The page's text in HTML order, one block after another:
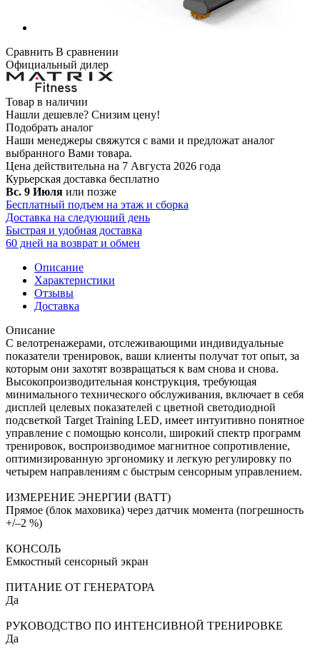
Сравнить В сравнении
Официальный дилер
Товар в наличии
Нашли дешевле? Снизим цену!
Подобрать аналог
Наши менеджеры свяжутся с вами и предложат аналог
выбранного Вами товара.
Цена действительна на 7 Августа 2026 года
Курьерская доставка бесплатно
Вс. 9 Июля или позже
Бесплатный подъем на этаж и сборка
Доставка на следующий день
Быстрая и удобная доставка
60 дней на возврат и обмен
Описание
Характеристики
Отзывы
Доставка
Описание
С велотренажерами, отслеживающими индивидуальные
показатели тренировок, ваши клиенты получат тот опыт, за
которым они захотят возвращаться к вам снова и снова.
Высокопроизводительная конструкция, требующая
минимального технического обслуживания, включает в себя
дисплей целевых показателей с цветной светодиодной
подсветкой Target Training LED, имеет интуитивно понятное
управление с помощью консоли, широкий спектр программ
тренировок, воспроизводимое магнитное сопротивление,
оптимизированную эргономику и легкую регулировку по
четырем направлениям с быстрым сенсорным управлением.
ИЗМЕРЕНИЕ ЭНЕРГИИ (ВАТТ)
Прямое (блок маховика) через датчик момента (погрешность
+/–2 %)
КОНСОЛЬ
Емкостный сенсорный экран
ПИТАНИЕ ОТ ГЕНЕРАТОРА
Да
РУКОВОДСТВО ПО ИНТЕНСИВНОЙ ТРЕНИРОВКЕ
Да